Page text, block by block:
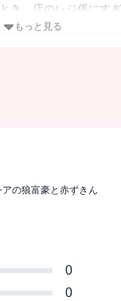
き、店のレジ係にす
なパーティに潜り込
らに無垢なグローリ
結婚してくれ」
費を工面したいヒロ
驚くべきことに便宜
もっと見る
アの狼富豪と赤ずきん
0
0